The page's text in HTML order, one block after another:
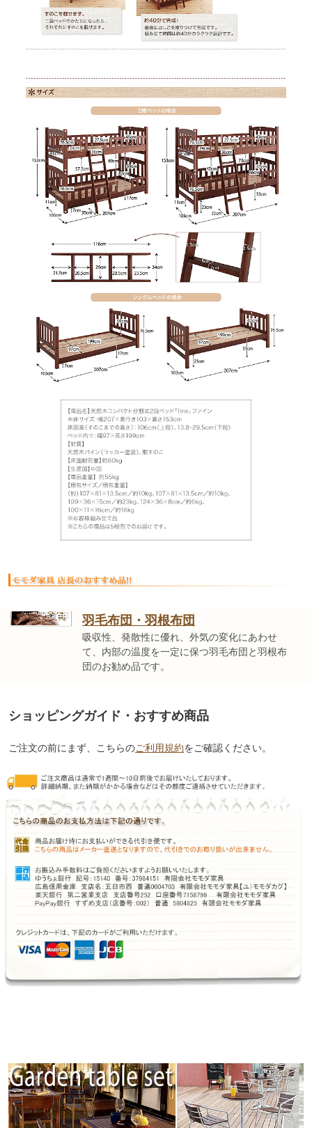
羽毛布団・羽根布団
吸収性、発散性に優れ、外気の変化にあわせ
て、内部の温度を一定に保つ羽毛布団と羽根布
団のお勧め品です。
ショッピングガイド・おすすめ商品
ご注文の前にまず、こちらのご利用規約をご確認ください。